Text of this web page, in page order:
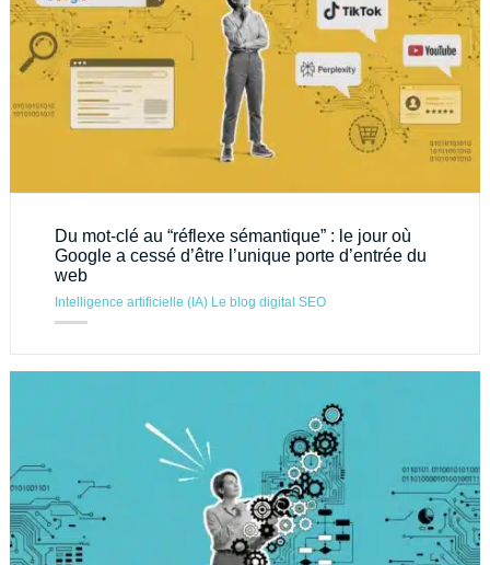
Du mot-clé au “réflexe sémantique” : le jour où
Google a cessé d’être l’unique porte d’entrée du
web
Intelligence artificielle (IA) Le blog digital SEO